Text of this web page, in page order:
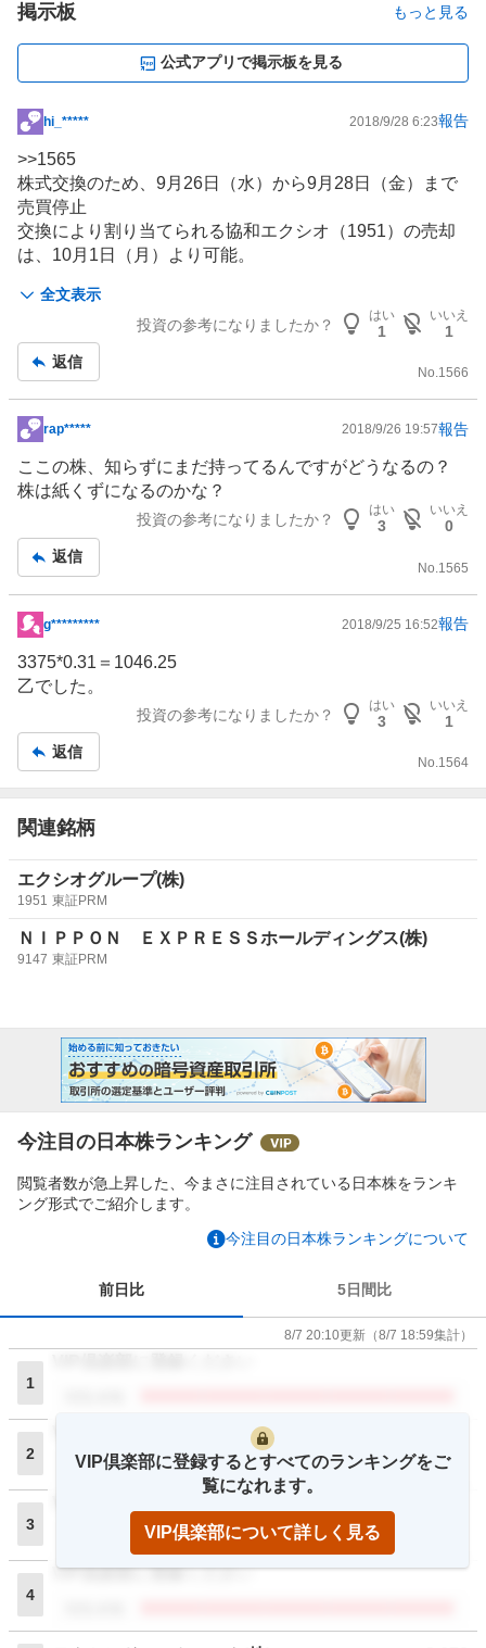
掲示板 もっと見る
公式アプリで掲示板を見る
掲
示
板
記
事
hi_***** 2018/9/28 6:23報告
全文表示
>>1565
株式交換のため、9月26日（水）から9月28日（金）まで
売買停止
交換により割り当てられる協和エクシオ（1951）の売却
は、10月1日（月）より可能。
紙くずにはならないのでご安心を(^^;
投資の参考になりましたか？
はい
1
いいえ
1
返信
No.1566
掲
示
板
事
rap***** 2018/9/26 19:57報告
ここの株、知らずにまだ持ってるんですがどうなるの？
株は紙くずになるのかな？
投資の参考になりましたか？
はい
3
いいえ
0
返信
No. 1565
掲
示
板
事
g********* 2018/9/25 16:52報告
3375*0.31＝1046.25
乙でした。
投資の参考になりましたか？
はい
3
いいえ
1
返信
No.1564
関連銘柄
エクシオグループ(株)
1951 東証PRM
ＮＩＰＰＯＮ ＥＸＰＲＥＳＳホールディングス(株)
9147 東証PRM
今注目の日本株ランキング
閲覧者数が急上昇した、今まさに注目されている日本株をランキ
ング形式でご紹介します。
今注目の日本株ランキングについて
前日比 5日間比
8/7 20:10更新 （8/7 18:59集計）
1
2
VIP倶楽部に登録ください
閲覧者数
3
4
VIP倶楽部に登録ください
VIP倶楽部に登録するとすべてのランキングをご
覧になれます。
VIP倶楽部について詳しく見る